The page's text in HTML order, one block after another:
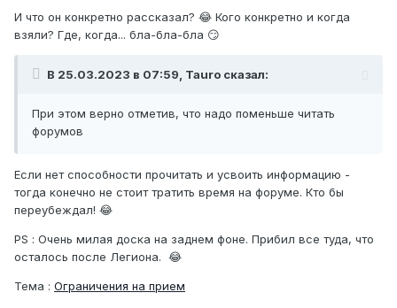
И что он конкретно рассказал? 😂 Кого конкретно и когда
взяли? Где, когда... бла-бла-бла 😏
В 25.03.2023 в 07:59, Tauro сказал:
При этом верно отметив, что надо поменьше читать
форумов
Если нет способности прочитать и усвоить информацию -
тогда конечно не стоит тратить время на форуме. Кто бы
переубеждал! 😂
PS : Очень милая доска на заднем фоне. Прибил все туда, что
осталось после Легиона. 😂
Тема : Ограничения на прием